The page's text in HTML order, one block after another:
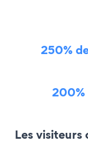
250%
Les visiteurs